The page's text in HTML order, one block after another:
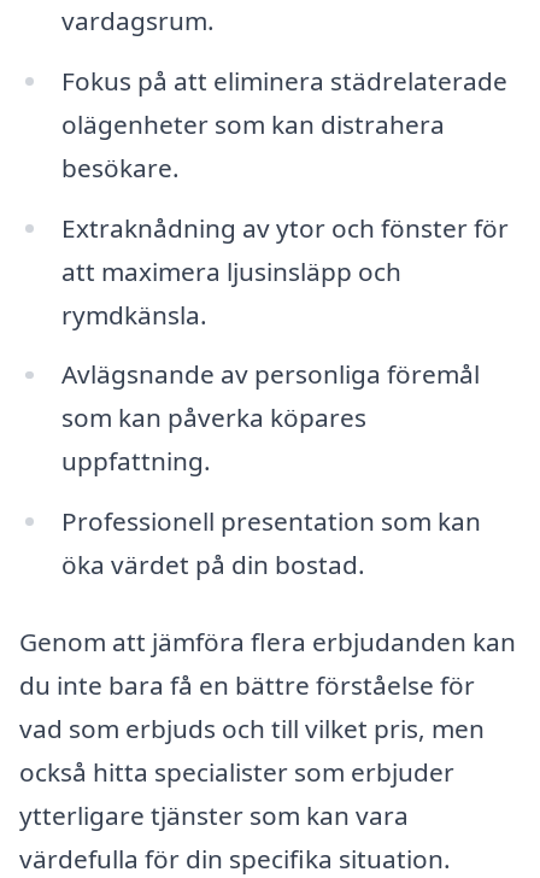
vardagsrum.
Fokus på att eliminera städrelaterade
olägenheter som kan distrahera
besökare.
Extraknådning av ytor och fönster för
att maximera ljusinsläpp och
rymdkänsla.
Avlägsnande av personliga föremål
som kan påverka köpares
uppfattning.
Professionell presentation som kan
öka värdet på din bostad.
Genom att jämföra flera erbjudanden kan
du inte bara få en bättre förståelse för
vad som erbjuds och till vilket pris, men
också hitta specialister som erbjuder
ytterligare tjänster som kan vara
värdefulla för din specifika situation.